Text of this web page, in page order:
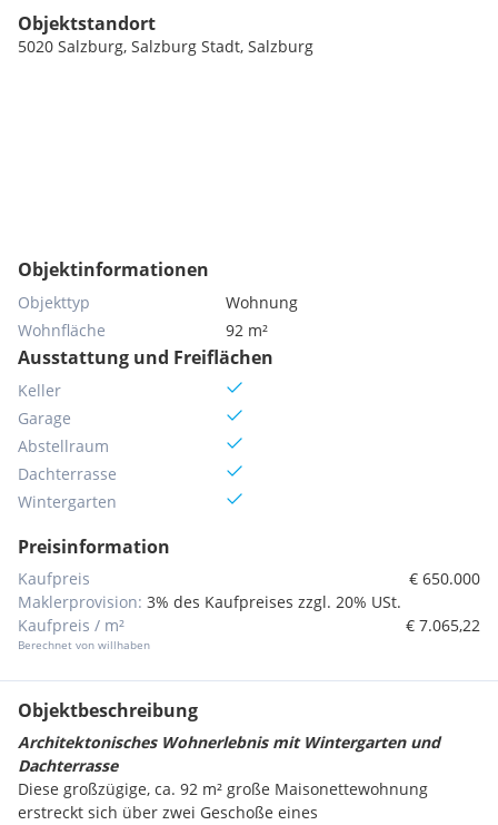
Objektstandort
5020 Salzburg, Salzburg Stadt, Salzburg
Objektinformationen
Objekttyp
Wohnung
Wohnfläche
92 m²
Ausstattung und Freiflächen
Keller
Garage
Abstellraum
Dachterrasse
Wintergarten
Preisinformation
Kaufpreis
€ 650.000
Maklerprovision: 3% des Kaufpreises zzgl. 20% USt.
Kaufpreis / m²
Berechnet von willhaben
€ 7.065,22
Objektbeschreibung
Architektonisches Wohnerlebnis mit Wintergarten und
Dachterrasse
Diese großzügige, ca. 92 m² große Maisonettewohnung
erstreckt sich über zwei Geschoße eines